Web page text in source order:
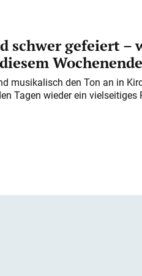
gefeiert –
Wochenende
musikalisch den Ton an in
Tagen wieder ein vielseitiges